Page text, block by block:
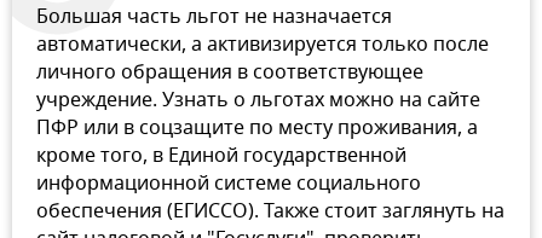
Большая часть льгот не назначается
автоматически, а активизируется только после
личного обращения в соответствующее
учреждение. Узнать о льготах можно на сайте
ПФР или в соцзащите по месту проживания, а
кроме того, в Единой государственной
информационной системе социального
обеспечения (ЕГИССО). Также стоит заглянуть на